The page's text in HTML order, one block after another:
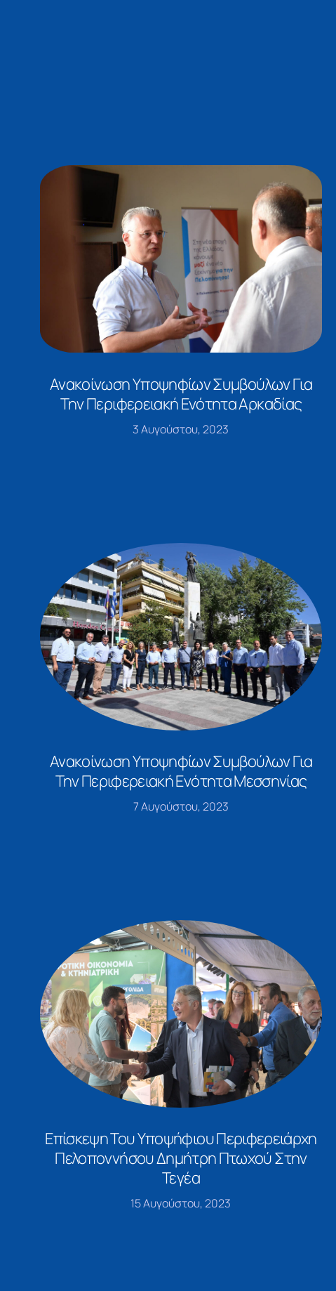
Ανακοίνωση Υποψηφίων Συμβούλων Για
Την Περιφερειακή Ενότητα Αρκαδίας
3 Αυγούστου, 2023
Ανακοίνωση Υποψηφίων Συμβούλων Για
Την Περιφερειακή Ενότητα Μεσσηνίας
7 Αυγούστου, 2023
Επίσκεψη Του Υποψήφιου Περιφερειάρχη
Πελοποννήσου Δημήτρη Πτωχού Στην
Τεγέα
15 Αυγούστου, 2023